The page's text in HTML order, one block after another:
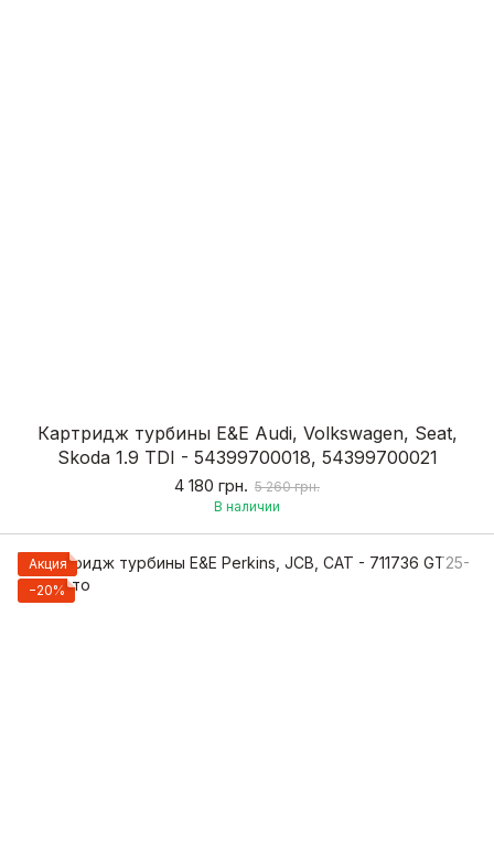
Картридж турбины E&E Audi, Volkswagen, Seat,
Skoda 1.9 TDI - 54399700018, 54399700021
4 180 грн. 5 260 грн.
В наличии
Акция
−20%